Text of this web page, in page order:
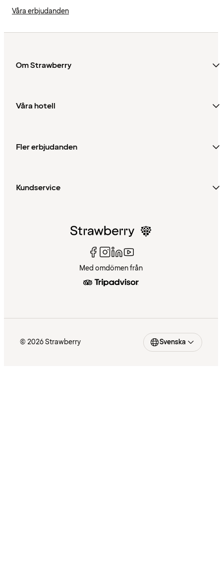
Våra erbjudanden
Om Strawberry
Våra hotell
Fler erbjudanden
Kundservice
Med omdömen från
© 2026 Strawberry Svenska